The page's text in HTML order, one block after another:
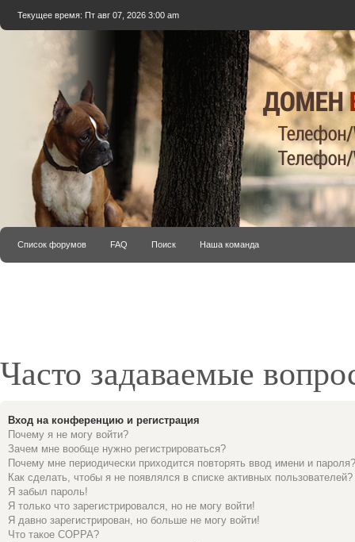
Текущее время: Пт авг 07, 2026 3:00 am
Список форумов FAQ Поиск Наша команда
Часто задаваемые
Вход на конференцию и регистрация
Почему я не могу войти?
Зачем мне вообще нужно регистрироваться?
Почему мне периодически приходится повторять ввод имени и пароля?
Как сделать, чтобы я не появлялся в списке активных пользователей?
Я забыл пароль!
Я только что зарегистрировался, но не могу войти!
Я давно зарегистрирован, но больше не могу войти!
Что такое COPPA?